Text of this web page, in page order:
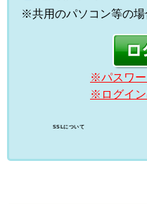
※共用のパソコン等の場
※パスワ
※ログイン
SSLについて